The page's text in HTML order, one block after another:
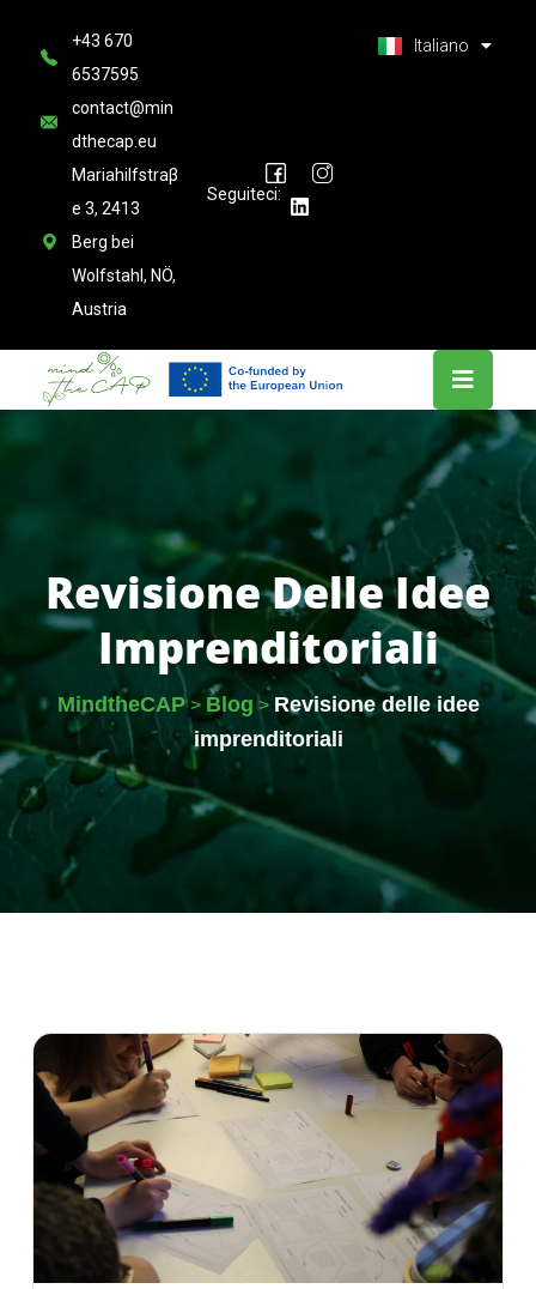
+43 670
6537595
contact@min
dthecap.eu
Mariahilfstraβ
e 3, 2413
Berg bei
Wolfstahl, NÖ,
Austria
Seguiteci:
Italiano
Latviešu valoda
Revisione Delle Idee
Imprenditoriali
MindtheCAP> Blog > Revisione delle idee
imprenditoriali